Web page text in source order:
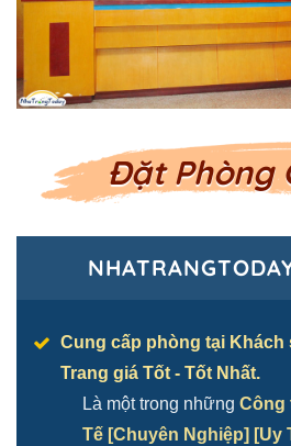
Đặt Phòng
Cung cấp phòng tại Khách
Trang giá Tốt - Tốt Nhất.
Là một trong những Công
Tế [Chuyên Nghiệp] [Uy